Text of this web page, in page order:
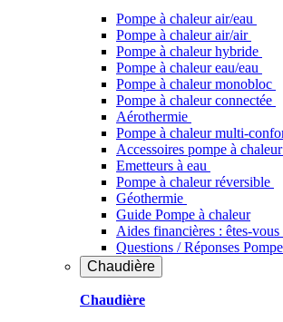
Pompe à chaleur air/eau
Pompe à chaleur air/air
Pompe à chaleur hybride
Pompe à chaleur​ eau/eau
Pompe à chaleur monobloc
Pompe à chaleur connectée
Aérothermie
Pompe à chaleur multi-
Accessoires pompe à chaleur
Emetteurs à eau
Pompe à chaleur réversible
Géothermie
Guide Pompe à chaleur
Aides financières : êtes-
Questions / Réponses
Chaudière
Chaudière